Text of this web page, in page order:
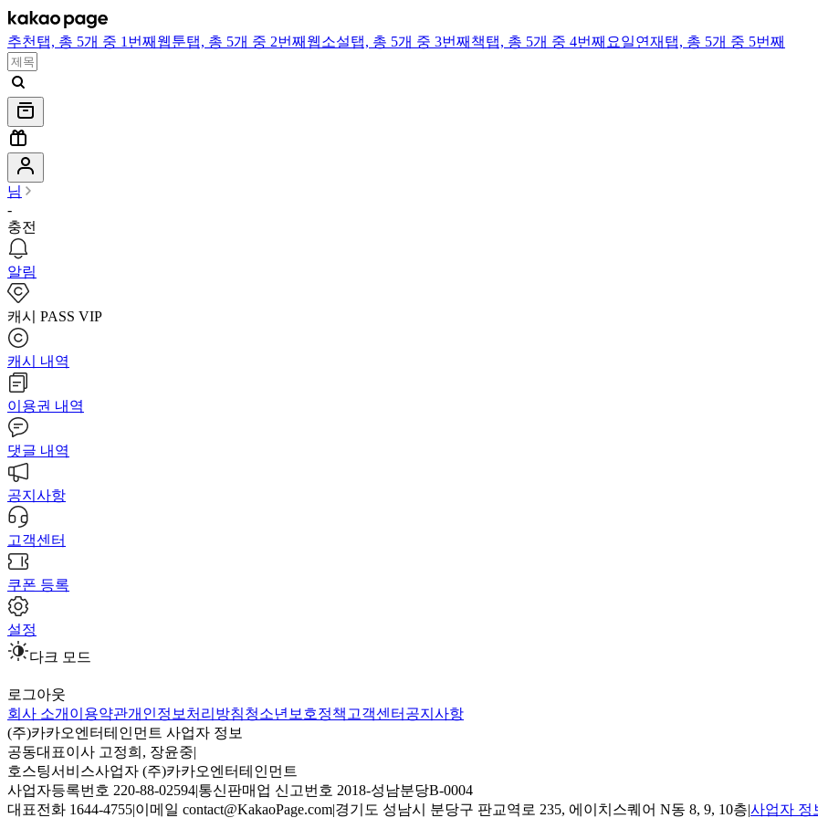
추천 탭, 총 5개 중 1번째 웹툰탭, 총 5개 중 2번째 웹소설탭, 총 5개 중 3번째 책탭, 총 5개 중 4번째 요일연재 탭, 총 5개 중 5번째
님
-
충전
알림
캐시 PASS VIP
캐시 내역
이용권 내역
댓글 내역
공지사항
고객센터
쿠폰 등록
설정
다크 모드
로그아웃
회사 소개 이용약관개인정보처리방침청소년보호정책 고객센터 공지사항
(주)카카오엔터테인먼트 사업자 정보
공동대표이사 고정희, 장윤중|
호스팅서비스사업자 (주)카카오엔터테인먼트
사업자등록번호 220-88-02594|통신판매업 신고번호 2018-성남분당B-0004
대표전화 1644-4755|이메일 contact@KakaoPage.com|경기도 성남시 분당구 판교역로 235, 에이치스퀘어 N동 8, 9, 10층|사업자 정